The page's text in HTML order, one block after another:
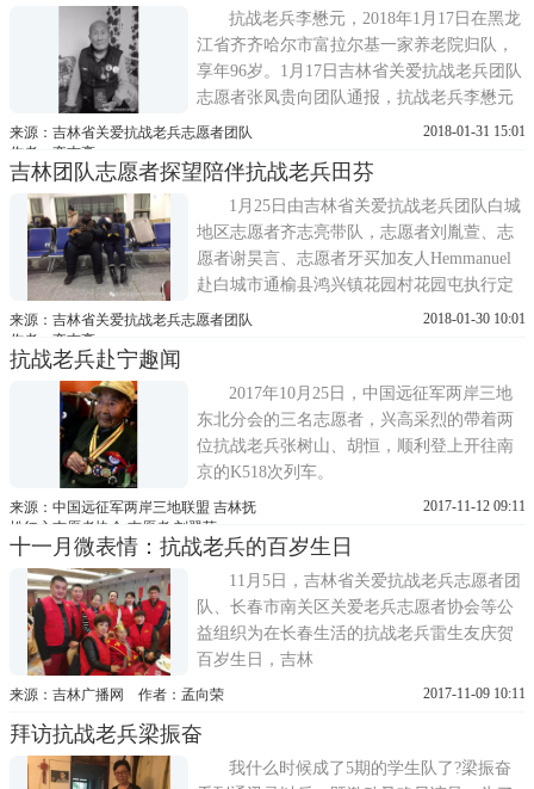
证明：李懋元原系国民党军队抗日老
兵……。当志愿者找到李老时，李老...
抗战老兵李懋元，2018年1月17日在黑龙
江省齐齐哈尔市富拉尔基一家养老院归队，
享年96岁。1月17日吉林省关爱抗战老兵团队
志愿者张凤贵向团队通报，抗战老兵李懋元
已于今日归队。吉林团队立刻组织志愿者赴
参与操办李懋元老兵后事。深圳龙越慈善基
金会承担此次葬礼全部费用。1月19日清晨抗
战老兵李懋元家属及四位志愿...
来源：吉林省关爱抗战老兵志愿者团队
作者：齐志亮
2018-01-31 15:01
吉林团队志愿者探望陪伴抗战老兵田芬
1月25日由吉林省关爱抗战老兵团队白城
地区志愿者齐志亮带队，志愿者刘胤萱、志
愿者谢昊言、志愿者牙买加友人Hemmanuel
赴白城市通榆县鸿兴镇花园村花园屯执行定
期探望抗战老兵田芬老兵项目。1月24日四位
田芬年过九旬，便为田老选购米面油及糕点
类食物。1月25日四位志愿者于下...
来源：吉林省关爱抗战老兵志愿者团队
作者：齐志亮
2018-01-30 10:01
抗战老兵赴宁趣闻
2017年10月25日，中国远征军两岸三地
东北分会的三名志愿者，兴高采烈的帶着两
位抗战老兵张树山、胡恒，顺利登上开往南
京的K518次列车。
来源：中国远征军两岸三地联盟 吉林抚
松红心志愿者协会 志愿者 刘翠萍
2017-11-12 09:11
十一月微表情：抗战老兵的百岁生日
11月5日，吉林省关爱抗战老兵志愿者团
队、长春市南关区关爱老兵志愿者协会等公
益组织为在长春生活的抗战老兵雷生友庆贺
百岁生日，吉林
来源：吉林广播网 作者：孟向荣 2017-11-09 10:11
拜访抗战老兵梁振奋
我什么时候成了5期的学生队了?梁振奋